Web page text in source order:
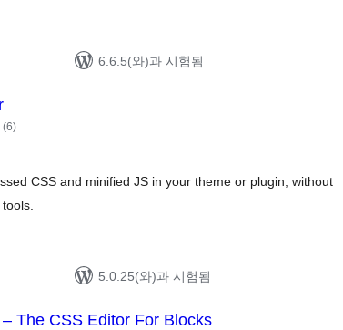
6.6.5(와)과 시험됨
(6전
체)
CSS and minified JS in your theme or plugin, without
5.0.25(와)과 시험됨
The CSS Editor For Blocks